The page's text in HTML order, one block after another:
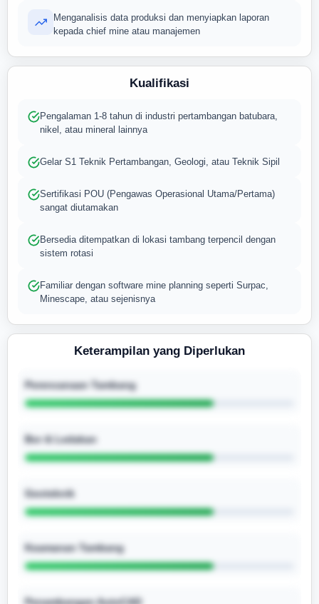
Menganalisis data produksi dan menyiapkan laporan
kepada chief mine atau manajemen
Kualifikasi
Pengalaman 1-8 tahun di industri pertambangan batubara,
nikel, atau mineral lainnya
Gelar S1 Teknik Pertambangan, Geologi, atau Teknik Sipil
Sertifikasi POU (Pengawas Operasional Utama/Pertama)
sangat diutamakan
Bersedia ditempatkan di lokasi tambang terpencil dengan
sistem rotasi
Familiar dengan software mine planning seperti Surpac,
Minescape, atau sejenisnya
Keterampilan yang Diperlukan
Perencanaan Tambang
Bor & Ledakan
Geoteknik
Keamanan Tambang